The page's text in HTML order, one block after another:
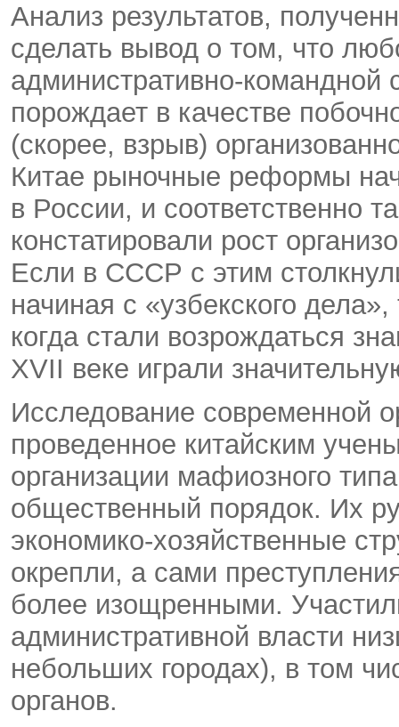
Анализ результатов,
сделать вывод о том, что
административно-
порождает в качестве
(скорее, взрыв)
Китае рыночные реформы
в России, и соответственно
констатировали рост
Если в СССР с этим
начиная с «узбекского
когда стали возрождаться
XVII веке играли
Исследование современной
проведенное китайским
организации мафиозного
общественный порядок. Их
экономико-хозяйственные
окрепли, а сами
более изощренными.
административной власти
небольших городах), в том
органов.